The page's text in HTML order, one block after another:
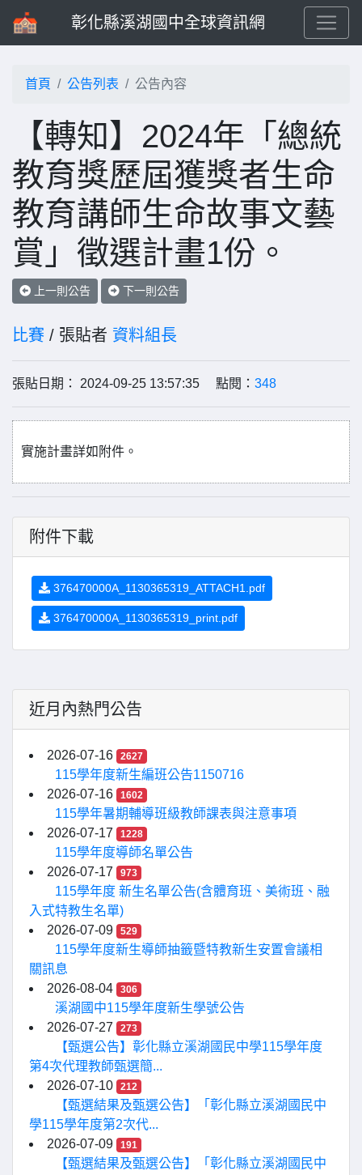
彰化縣溪湖國中全球資訊網
首頁 公告列表 公告內容
【轉知】2024年「總統
教育獎歷屆獲獎者生命
教育講師生命故事文藝
賞」徵選計畫1份。
上一則公告 下一則公告
比賽 / 張貼者 資料組長
張貼日期： 2024-09-25 13:57:35 點閱： 348
實施計畫詳如附件。
附件下載
376470000A_1130365319_ATTACH1.pdf
376470000A_1130365319_print.pdf
近月內熱門公告
2026-07-16 2627
115學年度新生編班公告1150716
2026-07-16
1602
115學年暑期輔導班級教師課表與注意事項
2026-07-17
1228
115學年度導師名單公告
2026-07-17
973
115學年度 新生名單公告(含體育班、美術班、融
入式特教生名單)
2026-07-09
529
115學年度新生導師抽籤暨特教新生安置會議相
關訊息
2026-08-04
306
溪湖國中115學年度新生學號公告
2026-07-27
273
【甄選公告】彰化縣立溪湖國民中學115學年度
第4次代理教師甄選簡...
2026-07-10
212
【甄選結果及甄選公告】「彰化縣立溪湖國民中
學115學年度第2次代...
2026-07-09
191
【甄選結果及甄選公告】「彰化縣立溪湖國民中